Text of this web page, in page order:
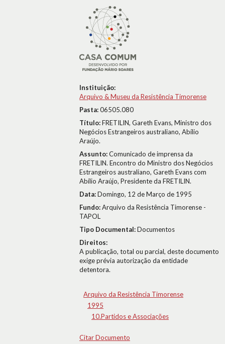
Instituição:
Arquivo & Museu da Resistência Timorense
Pasta:06505.080
Título:FRETILIN, Gareth Evans, Ministro dos
Negócios Estrangeiros australiano, Abílio
Araújo.
Assunto:Comunicado de imprensa da
FRETILIN. Encontro do Ministro dos Negócios
Estrangeiros australiano, Gareth Evans com
Abílio Araújo, Presidente da FRETILIN.
Data:Domingo, 12 de Março de 1995
Fundo:Arquivo da Resistência Timorense -
TAPOL
Tipo Documental:Documentos
Direitos:
A publicação, total ou parcial, deste documento
exige prévia autorização da entidade
detentora.
Arquivo da Resistência Timorense
1995
10.Partidos e Associações
Citar Documento